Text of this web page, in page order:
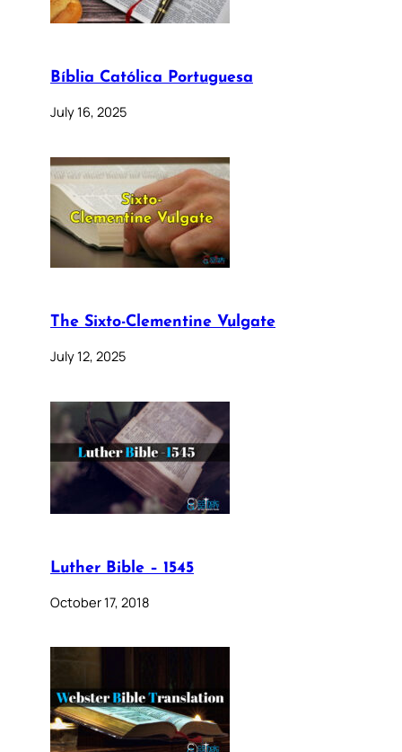
Bíblia Católica Portuguesa
July 16, 2025
The Sixto-Clementine Vulgate
July 12, 2025
Luther Bible – 1545
October 17, 2018